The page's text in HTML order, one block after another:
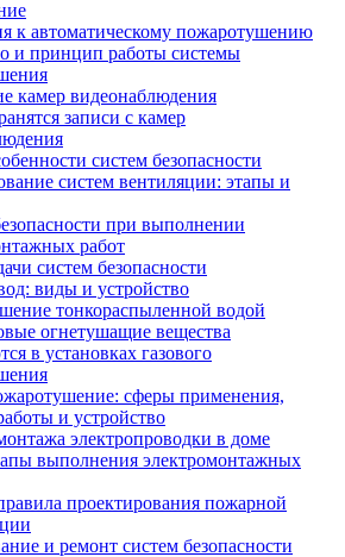
к автоматическому пожаротушению
и принцип работы системы
камер видеонаблюдения
записи с камер
систем безопасности
систем вентиляции: этапы и
при выполнении
работ
систем безопасности
виды и устройство
тонкораспыленной водой
огнетушащие вещества
в установках газового
сферы применения,
и устройство
электропроводки в доме
выполнения электромонтажных
проектирования пожарной
и ремонт систем безопасности